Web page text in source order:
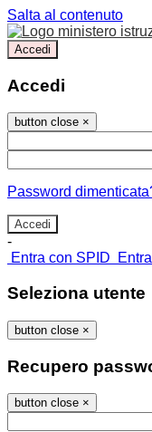
Salta al contenuto
Accedi
Accedi
button close ×
Password
-
Entra con SPID
Seleziona utente
button close ×
Recupero
button close ×